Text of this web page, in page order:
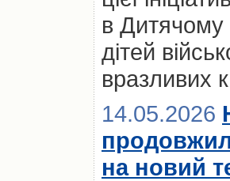
в Дитячому
дітей
вразливих
14.05.2026
на новий